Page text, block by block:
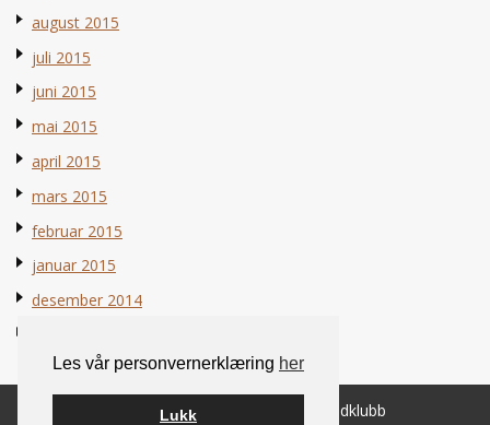
Les vår personvernerklæring her
Lukk
august 2015
juli 2015
juni 2015
mai 2015
april 2015
mars 2015
februar 2015
januar 2015
desember 2014
© 2026 Norsk Berner Sennenhundklubb